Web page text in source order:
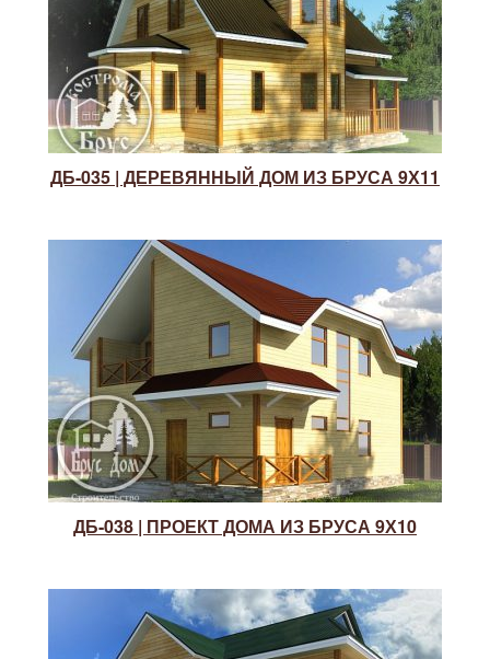
ДБ-035 | ДЕРЕВЯННЫЙ ДОМ ИЗ БРУСА 9Х11
ДБ-038 | ПРОЕКТ ДОМА ИЗ БРУСА 9Х10